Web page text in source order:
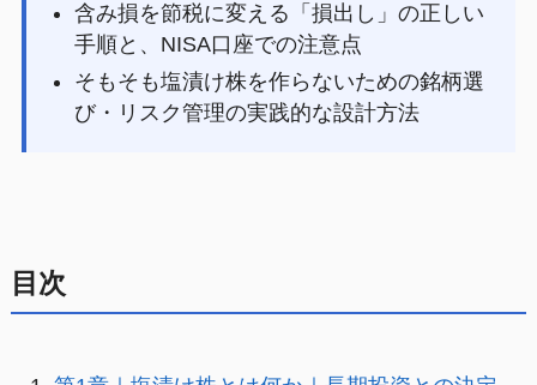
含み損を節税に変える「損出し」の正しい
手順と、NISA口座での注意点
そもそも塩漬け株を作らないための銘柄選
び・リスク管理の実践的な設計方法
目次